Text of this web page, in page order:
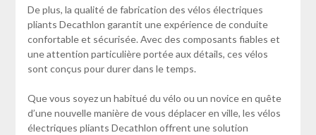
De plus, la qualité de fabrication des vélos électriques
pliants Decathlon garantit une expérience de conduite
confortable et sécurisée. Avec des composants fiables et
une attention particulière portée aux détails, ces vélos
sont conçus pour durer dans le temps.
Que vous soyez un habitué du vélo ou un novice en quête
d’une nouvelle manière de vous déplacer en ville, les vélos
électriques pliants Decathlon offrent une solution